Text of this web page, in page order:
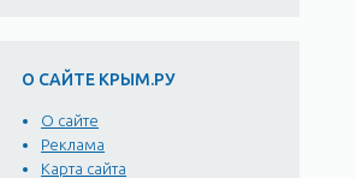
О САЙТЕ КРЫМ.РУ
О сайте
Реклама
Карта сайта